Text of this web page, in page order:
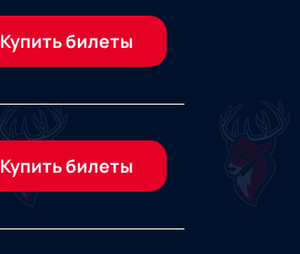
Купить билеты
Купить билеты